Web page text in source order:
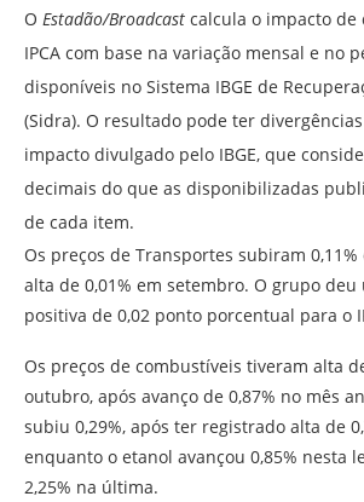
O Estadão/Broadcast calcula o impacto de
IPCA com base na variação mensal e no
disponíveis no Sistema IBGE de
(Sidra). O resultado pode ter
impacto divulgado pelo IBGE, que
decimais do que as disponibilizadas
de cada item.
Os preços de Transportes subiram
alta de 0,01% em setembro. O grupo
positiva de 0,02 ponto porcentual para o
Os preços de combustíveis tiveram alta
outubro, após avanço de 0,87% no mês
subiu 0,29%, após ter registrado alta de
enquanto o etanol avançou 0,85% nesta
2,25% na última.